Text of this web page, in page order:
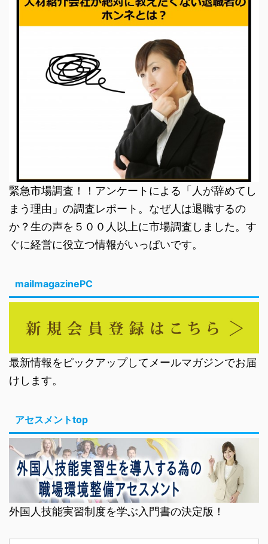
緊急市場調査！！アンケートによる「人が辞めてし
まう理由」の調査レポート。なぜ人は退職するの
か？生の声を５００人以上に市場調査しました。す
ぐに経営に役立つ情報がいっぱいです。
mailmagazinePC
最新情報をピックアップしてメールマガジンでお届
けします。
アセスメントtop
外国人技能実習制度を学ぶ入門書の決定版！